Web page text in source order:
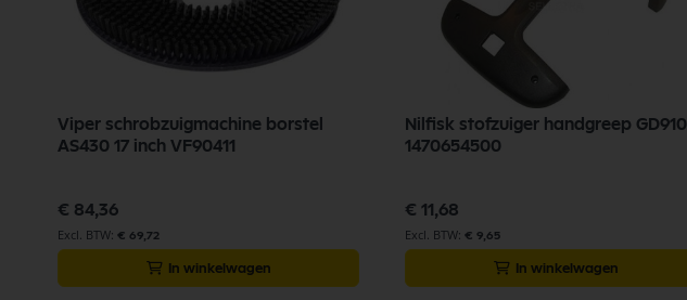
Viper schrobzuigmachine borstel
AS430 17 inch VF90411
€ 84,36
€ 69,72
In winkelwagen
Nilfisk stofzuiger handgreep GD910
1470654500
€ 11,68
€ 9,65
In winkelwagen